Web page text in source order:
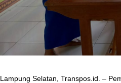
Lampung Selatan, Transpos.id. –